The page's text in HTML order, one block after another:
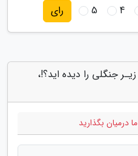
4
5 رای
جنگلی را دیده اید؟!،
درمیان بگذارید